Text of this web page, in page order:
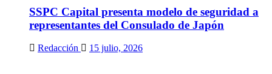
SSPC Capital presenta modelo de seguridad a
representantes del Consulado de Japón
Redacción 15 julio, 2026